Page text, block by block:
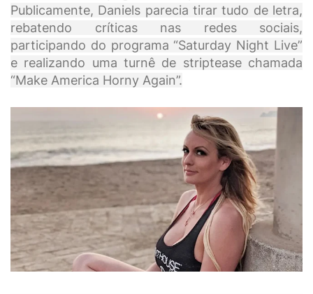
Publicamente, Daniels parecia tirar tudo de letra,
rebatendo críticas nas redes sociais,
participando do programa “Saturday Night Live”
e realizando uma turnê de striptease chamada
“Make America Horny Again”.